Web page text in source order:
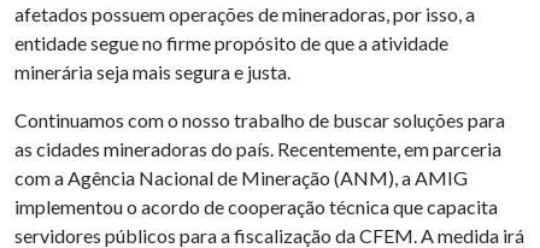
afetados possuem operações de mineradoras, por isso, a
entidade segue no firme propósito de que a atividade
minerária seja mais segura e justa.
Continuamos com o nosso trabalho de buscar soluções para
as cidades mineradoras do país. Recentemente, em parceria
com a Agência Nacional de Mineração (ANM), a AMIG
implementou o acordo de cooperação técnica que capacita
servidores públicos para a fiscalização da CFEM. A medida irá